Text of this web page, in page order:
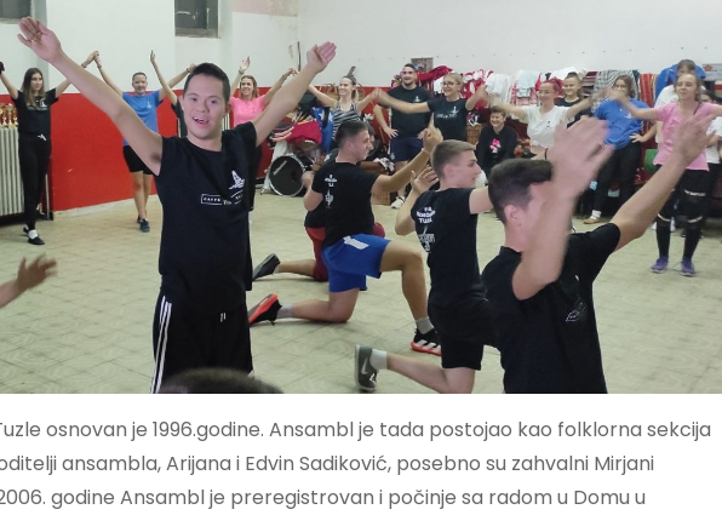
osnovan je 1996.godine. Ansambl je tada postojao kao folklorna sekcija
ansambla, Arijana i Edvin Sadiković, posebno su zahvalni Mirjani
godine Ansambl je preregistrovan i počinje sa radom u Domu u